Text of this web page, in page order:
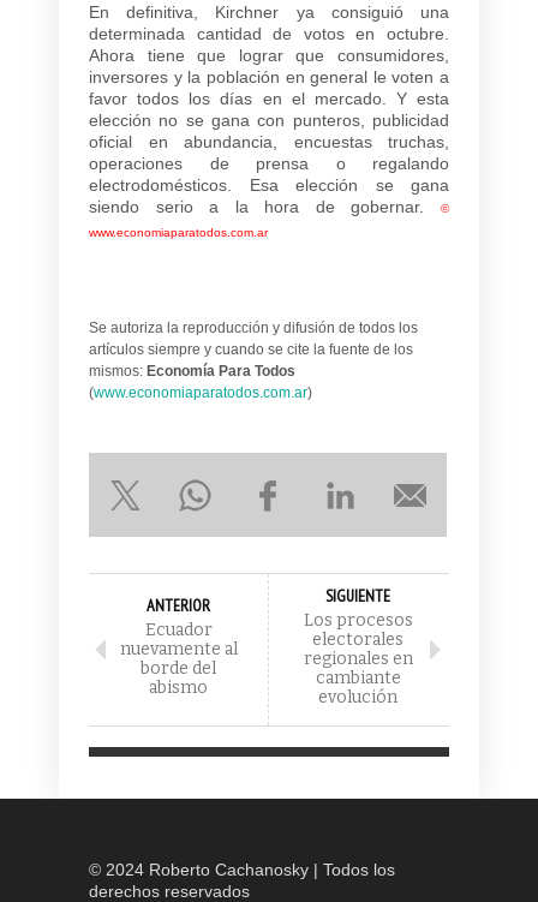
En definitiva, Kirchner ya consiguió una
determinada cantidad de votos en octubre.
Ahora tiene que lograr que consumidores,
inversores y la población en general le voten a
favor todos los días en el mercado. Y esta
elección no se gana con punteros, publicidad
oficial en abundancia, encuestas truchas,
operaciones de prensa o regalando
electrodomésticos. Esa elección se gana
siendo serio a la hora de gobernar.
©
www.economiaparatodos.com.ar
Se autoriza la reproducción y difusión de todos los
artículos siempre y cuando se cite la fuente de los
mismos: Economía Para Todos
(www.economiaparatodos.com.ar)
ANTERIOR
Ecuador
nuevamente al
borde del
abismo
SIGUIENTE
Los procesos
electorales
regionales en
cambiante
evolución
© 2024 Roberto Cachanosky | Todos los
derechos reservados